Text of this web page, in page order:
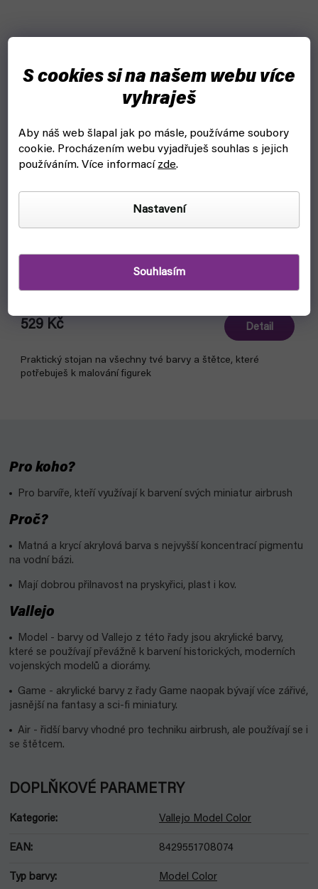
S cookies si na našem webu více
vyhraješ
Aby náš web šlapal jak po másle, používáme soubory
cookie. Procházením webu vyjadřuješ souhlas s jejich
používáním. Více informací zde.
Nastavení
Souhlasím
Stojan na barvy a štětce: AV Corner Paint mod. 26008
529 Kč Detail
Praktický stojan na všechny tvé barvy a štětce, které
potřebuješ k malování figurek
Pro koho?
Pro barvíře, kteří využívají k barvení svých miniatur airbrush
Proč?
Matná a krycí akrylová barva s nejvyšší koncentrací pigmentu
na vodní bázi.
Mají dobrou přilnavost na pryskyřici, plast i kov.
Vallejo
Model - barvy od Vallejo z této řady jsou akrylické barvy,
které se používají převážně k barvení historických, moderních
vojenských modelů a diorámy.
Game - akrylické barvy z řady Game naopak bývají více zářivé,
jasnější na fantasy a sci-fi miniatury.
Air - řidší barvy vhodné pro techniku airbrush, ale používají se i
se štětcem.
DOPLŇKOVÉ PARAMETRY
Kategorie: Vallejo Model Color
EAN: 8429551708074
Typ barvy: Model Color